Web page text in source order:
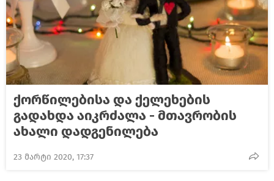
ქორწილებისა და ქელეხების
გადახდა აიკრძალა - მთავრობის
ახალი დადგენილება
23 მარტი 2020, 17:37